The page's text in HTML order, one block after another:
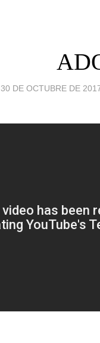
30 DE OCTUBRE DE